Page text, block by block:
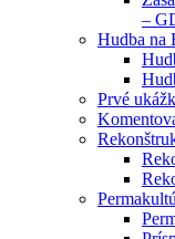
–
Hudba na
Prvé